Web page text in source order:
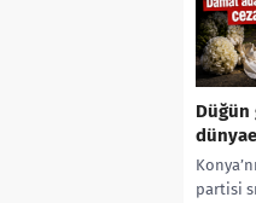
Düğün
partisi